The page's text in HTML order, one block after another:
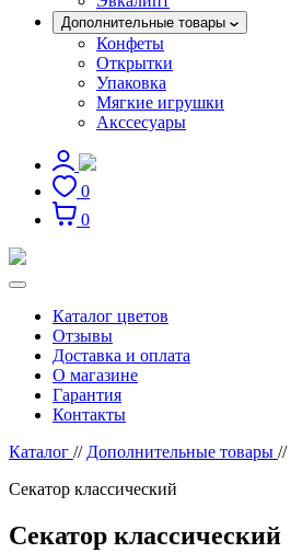
Дополнительные товары
Конфеты
Открытки
Упаковка
Мягкие игрушки
Акссесуары
0
0
Каталог цветов
Отзывы
Доставка и оплата
О магазине
Гарантия
Контакты
Каталог // Дополнительные товары //
Секатор классический
Секатор классический